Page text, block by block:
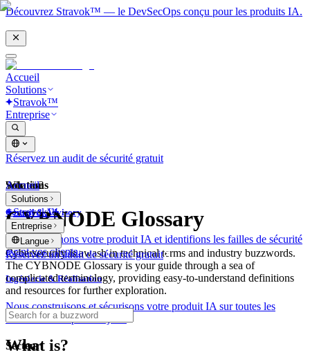
Découvrez Stravok™ — le DevSecOps conçu pour les produits IA.
Accueil
Solutions
Stravok™
Entreprise
Réservez un audit de sécurité gratuit
Solutions
Conseil & Advisory
Nous examinons votre produit IA et identifions les failles de sécurité
avant vos clients.
Ingénierie & Réalisation
Nous construisons et sécurisons votre produit IA sur toutes les
couches dès le premier jour.
Secteur
Accueil
Solutions
Stravok™
Entreprise
Langue
Réservez un audit de sécurité gratuit
What is?
CYBNODE Glossary
Cybersecurity is awash in technical terms and industry buzzwords.
The CYBNODE Glossary is your guide through a sea of
complicated terminology, providing easy-to-understand definitions
and resources for further exploration.
What is?